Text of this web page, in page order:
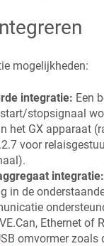
mogelijkheden:
integratie: Een
stopsignaal
het GX apparaat
voor
integratie:
in de
Ethernet of
omvormer zoals